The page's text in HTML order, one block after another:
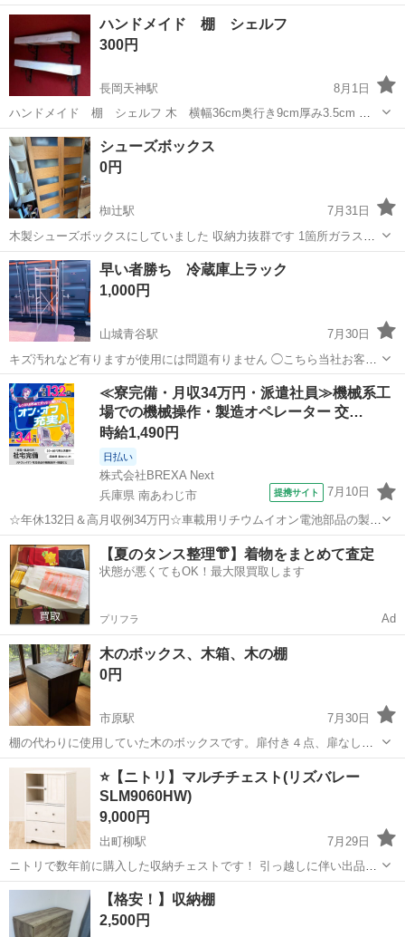
料お安く致します❗️使用感それほどありません！ 佐藤産業 ●幅60、奥行
40、高さ180cm ●耐荷重量／天板・棚板・スライド棚：7kg、中天
板：...
京都 京都市 鞍馬口駅 収納家具
ハンドメイド 棚 シェルフ
300円
長岡天神駅
8月1日
ハンドメイド 棚 シェルフ 木 横幅36cm奥行き9cm厚み3.5cm 長
い棚も在庫ございます
京都 長岡京市 長岡天神駅
シューズボックス
0円
椥辻駅
7月31日
木製シューズボックスにしていました 収納力抜群です 1箇所ガラスが
割れてしまって 強力テープで補修しています 玄関に置いてあるので
運び出しお願いします 幅73cm高さ183.5cm奥行39cm
京都 京都市 椥辻駅 収納家具
早い者勝ち 冷蔵庫上ラック
1,000円
山城青谷駅
7月30日
キズ汚れなど有りますが使用には問題有りません ◯こちら当社お客様
からのお引き取り買い取り品になります購入時期等詳しい詳細などは
不明になります ◯無料のものは当社経費の関係上、無人受け渡し商品
詳細等あれこれ質問有っても一切返...
京都 城陽市 山城青谷駅 収納家具 ラック
≪寮完備・月収34万円・派遣社員≫機械系工
場での機械操作・製造オペレーター 交…
時給1,490円
日払い
株式会社BREXA Next
兵庫県 南あわじ市
提携サイト 7月10日
☆年休132日＆高月収例34万円☆車載用リチウムイオン電池部品の製造
／4勤2休でオフも充実♪／家具・家電付き社宅あり＆前払いで生活支援
物資が受け取れる◎／20〜40代男女活躍中！ 車載用リチウムイオン電
池部品の製造 車載用...
兵庫 南あわじ市 その他
【夏のタンス整理👘】着物をまとめて査定
状態が悪くてもOK！最大限買取します
プリフラ Ad
木のボックス、木箱、木の棚
0円
市原駅
7月30日
棚の代わりに使用していた木のボックスです。扉付き４点、扉なし３
点、背面がなく空洞の物４点あります。いずれも39センチ四方です。
これを組み合わせて並べたり積んだりして使ってました。切り傷、す
り傷、スレあります。引越しのため不要...
京都 京都市 市原駅 収納家具
⭐️【ニトリ】マルチチェスト(リズバレー
SLM9060HW)
9,000円
出町柳駅
7月29日
ニトリで数年前に購入した収納チェストです！ 引っ越しに伴い出品い
たします。 【サイズ】 幅59×奥行36×高さ92cm 【カラー】 ホワイト
通常使用に...
京都 京都市 出町柳駅 収納家具
【格安！】収納棚
2,500円